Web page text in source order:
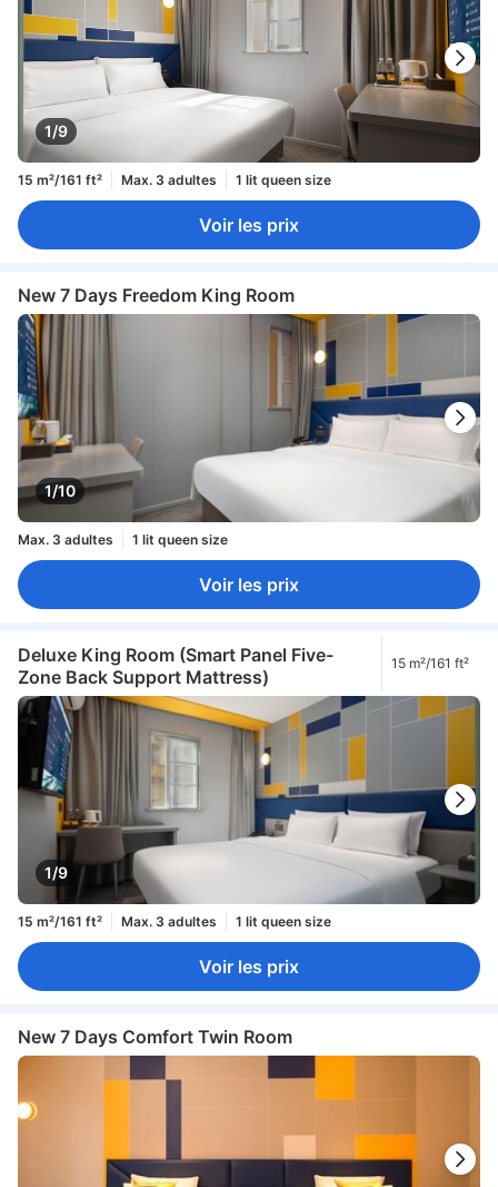
1/9
15 m²/161 ft² Max. 3 adultes 1 lit queen size
Voir les prix
New 7 Days Freedom King Room
1/10
Max. 3 adultes 1 lit queen size
Voir les prix
Deluxe King Room (Smart Panel Five-
Zone Back Support Mattress)
15 m²/161 ft²
1/9
15 m²/161 ft² Max. 3 adultes 1 lit queen size
Voir les prix
New 7 Days Comfort Twin Room